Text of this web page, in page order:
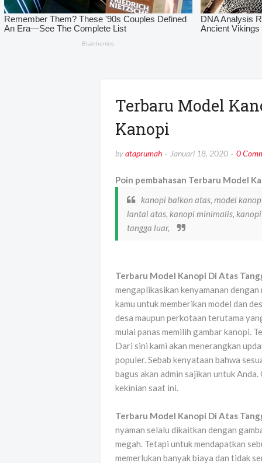
Terbaru Model
Kanopi
byataprumah Januari 18, 2020 0
Poin pembahasan Terbaru Model
kanopi balkon atas, model
lantai atas, kanopi minimalis,
tangga luar,
Terbaru Model Kanopi Di Atas
mengaplikasikan kenyamanan
kamu untuk memberikan model dan
desa maupun perkotaan terutama
mulai panas memilih gambar kanopi.
Dari sini kami akan menerangkan
populer. Sebab kenyataan bahwa
bagus akan admin sajikan untuk
kekinian saat ini.
Terbaru Model Kanopi Di Atas
nyaman selalu dikaitkan dengan
megah. Tetapi untuk mendapatkan
memerlukan banyak biaya dan tidak